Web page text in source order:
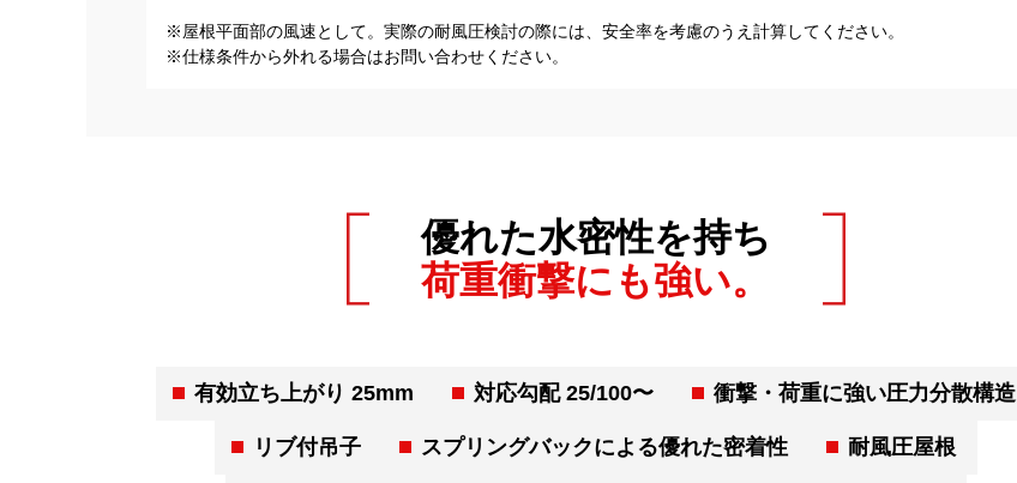
※屋根平面部の風速として。実際の耐風圧検討の際には、安全率を考慮のうえ計算してください。
※仕様条件から外れる場合はお問い合わせください。
優れた水密性を持ち
荷重衝撃にも強い。
有効立ち上がり 25mm 対応勾配 25/100〜 衝撃・荷重に強い圧力分散構造
リブ付吊子 スプリングバックによる優れた密着性 耐風圧屋根